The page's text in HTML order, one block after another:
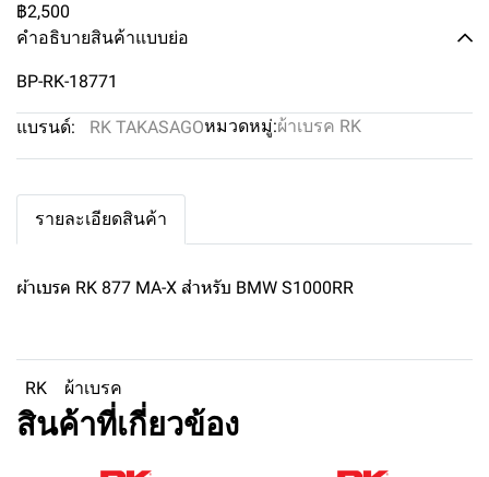
฿2,500
คำอธิบายสินค้าแบบย่อ
BP-RK-18771
แบรนด์: RK TAKASAGOหมวดหมู่:ผ้าเบรค RK
รายละเอียดสินค้า
ผ้าเบรค RK 877 MA-X สำหรับ BMW S1000RR
RK ผ้าเบรค
สินค้าที่เกี่ยวข้อง